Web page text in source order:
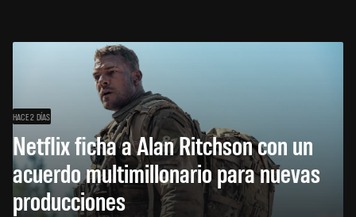
HACE 2 DÍAS
Netflix ficha a Alan Ritchson con un
acuerdo multimillonario para nuevas
producciones